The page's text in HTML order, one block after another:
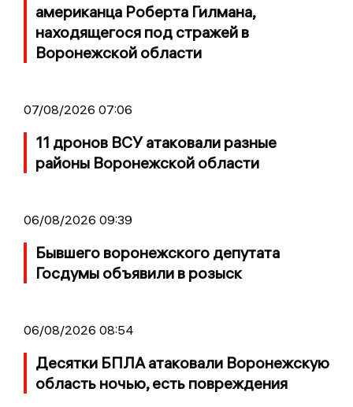
американца Роберта Гилмана,
находящегося под стражей в
Воронежской области
07/08/2026 07:06
11 дронов ВСУ атаковали разные
районы Воронежской области
06/08/2026 09:39
Бывшего воронежского депутата
Госдумы объявили в розыск
06/08/2026 08:54
Десятки БПЛА атаковали Воронежскую
область ночью, есть повреждения